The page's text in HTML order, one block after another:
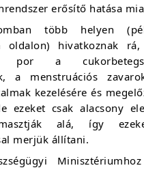
erősítő hatása
több helyen
oldalon) hivatkoznak
por a
a menstruációs
kezelésére és
ezeket csak alacsony
alá, így
merjük állítani.